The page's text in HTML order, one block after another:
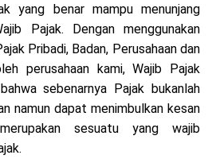
yang benar mampu menunjang
Pajak. Dengan menggunakan
Pribadi, Badan, Perusahaan dan
perusahaan kami, Wajib Pajak
sebenarnya Pajak bukanlah
namun dapat menimbulkan kesan
sesuatu yang wajib